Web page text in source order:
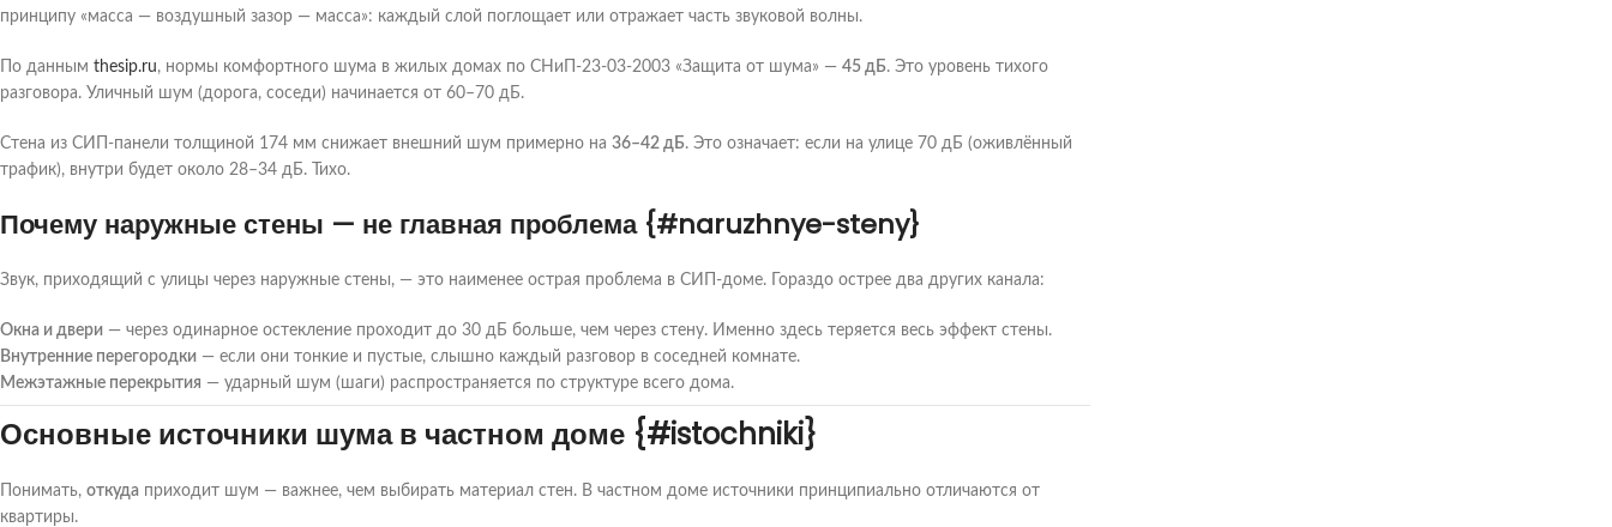
принципу «масса — воздушный зазор — масса»: каждый слой поглощает или отражает часть звуковой волны.
По данным thesip.ru, нормы комфортного шума в жилых домах по СНиП-23-03-2003 «Защита от шума» — 45 дБ. Это уровень тихого
разговора. Уличный шум (дорога, соседи) начинается от 60–70 дБ.
Стена из СИП-панели толщиной 174 мм снижает внешний шум примерно на 36–42 дБ. Это означает: если на улице 70 дБ (оживлённый
трафик), внутри будет около 28–34 дБ. Тихо.
Почему наружные стены — не главная проблема {#naruzhnye-steny}
Звук, приходящий с улицы через наружные стены, — это наименее острая проблема в СИП-доме. Гораздо острее два других канала:
Окна и двери — через одинарное остекление проходит до 30 дБ больше, чем через стену. Именно здесь теряется весь эффект стены.
Внутренние перегородки — если они тонкие и пустые, слышно каждый разговор в соседней комнате.
Межэтажные перекрытия — ударный шум (шаги) распространяется по структуре всего дома.
Основные источники шума в частном доме {#istochniki}
Понимать, откуда приходит шум — важнее, чем выбирать материал стен. В частном доме источники принципиально отличаются от
квартиры.